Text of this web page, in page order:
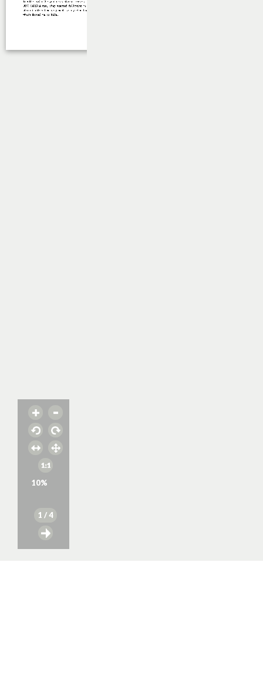
10%
1 / 4